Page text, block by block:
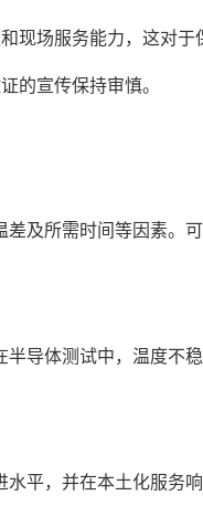
现场服务能力，这对于
的宣传保持审慎。
及所需时间等因素。
导体测试中，温度不
平，并在本土化服务